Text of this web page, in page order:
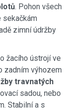
. Pohon všech
sekačkám
zimní údržby
žacího ústrojí ve
zadním výhozem
travnatých
sadou, nebo
Stabilní a s